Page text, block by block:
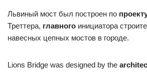
Львиный мост был построен по
Треттера, главного инициатора
навесных цепных мостов в городе.
Lions Bridge was designed by the